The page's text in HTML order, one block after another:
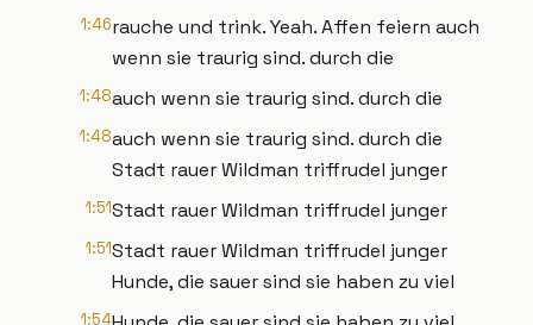
1:46rauche und trink. Yeah. Affen feiern auch
wenn sie traurig sind. durch die
1:48auch wenn sie traurig sind. durch die
1:48auch wenn sie traurig sind. durch die
Stadt rauer Wildman triffrudel junger
1:51Stadt rauer Wildman triffrudel junger
1:51Stadt rauer Wildman triffrudel junger
Hunde, die sauer sind sie haben zu viel
1:54